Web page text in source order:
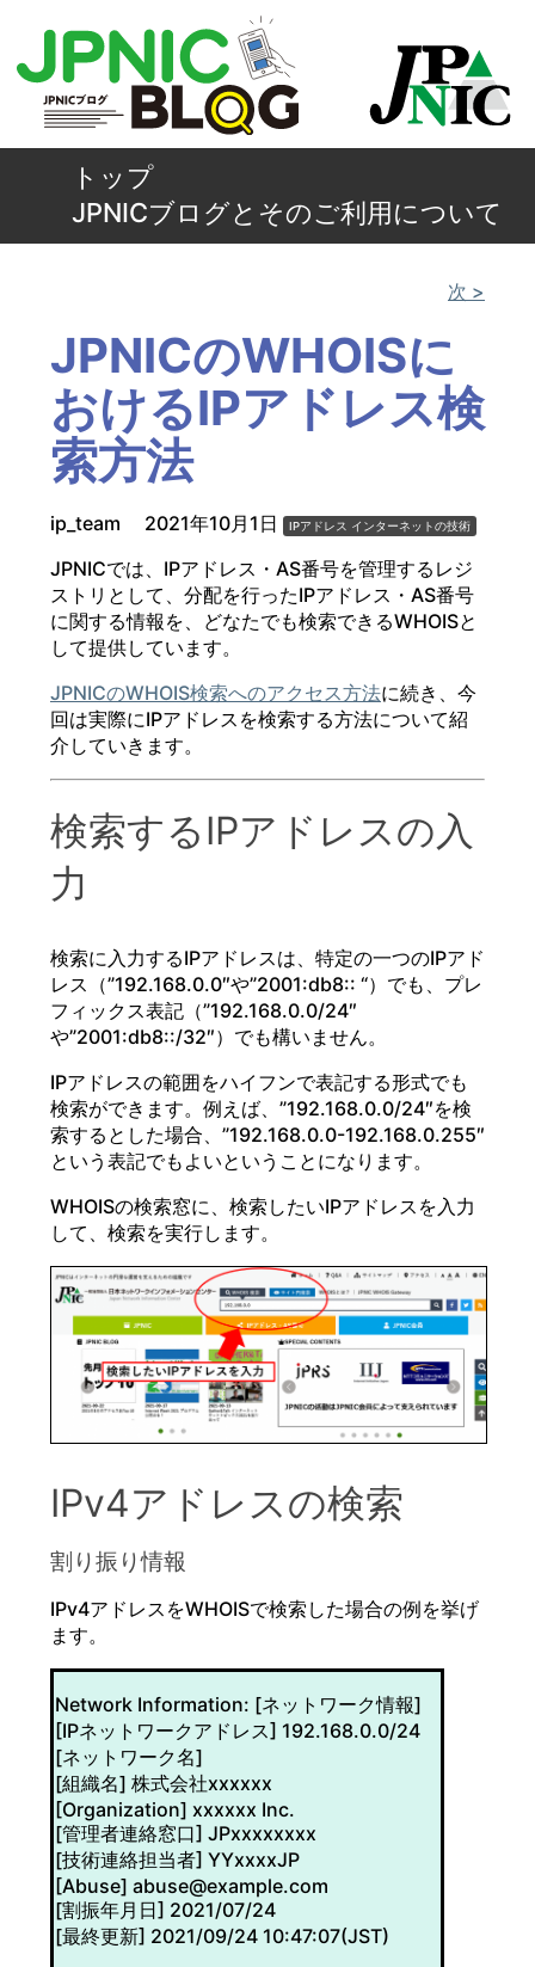
トップ
JPNICブログとそのご利用について
次 >
JPNICのWHOISに
おけるIPアドレス検
索方法
ip_team 2021年10月1日 IPアドレス インターネットの技術
JPNICでは、IPアドレス・AS番号を管理するレジ
ストリとして、分配を行ったIPアドレス・AS番号
に関する情報を、どなたでも検索できるWHOISと
して提供しています。
JPNICのWHOIS検索へのアクセス方法に続き、今
回は実際にIPアドレスを検索する方法について紹
介していきます。
検索するIPアドレスの入
力
検索に入力するIPアドレスは、特定の一つのIPアド
レス（”192.168.0.0″や”2001:db8:: “）でも、プレ
フィックス表記（”192.168.0.0/24″
や”2001:db8::/32″）でも構いません。
IPアドレスの範囲をハイフンで表記する形式でも
検索ができます。例えば、”192.168.0.0/24″を検
索するとした場合、”192.168.0.0-192.168.0.255″
という表記でもよいということになります。
WHOISの検索窓に、検索したいIPアドレスを入力
して、検索を実行します。
IPv4アドレスの検索
割り振り情報
IPv4アドレスをWHOISで検索した場合の例を挙げ
ます。
Network Information: [ネットワーク情報]
[IPネットワークアドレス] 192.168.0.0/24
[ネットワーク名]
[組織名] 株式会社xxxxxx
[Organization] xxxxxx Inc.
[管理者連絡窓口] JPxxxxxxxx
[技術連絡担当者] YYxxxxJP
[Abuse] abuse@example.com
[割振年月日] 2021/07/24
[最終更新] 2021/09/24 10:47:07(JST)